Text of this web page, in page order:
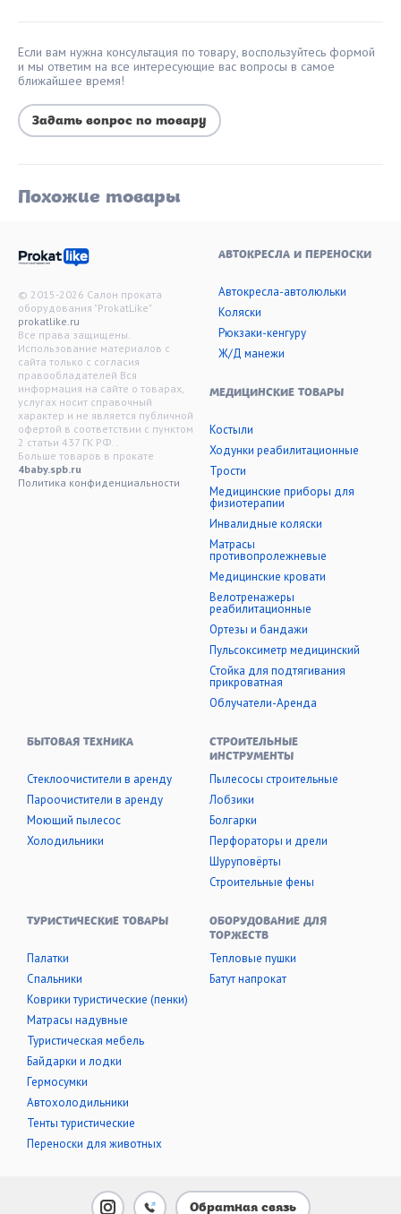
Если вам нужна консультация по товару, воспользуйтесь формой
и мы ответим на все интересующие вас вопросы в самое
ближайшее время!
Задать вопрос по товару
Похожие товары
© 2015-2026 Салон проката
оборудования "ProkatLike"
prokatlike.ru
Все права защищены.
Использование материалов с
сайта только с согласия
правообладателей Вся
информация на сайте о товарах,
услугах носит справочный
характер и не является публичной
офертой в соответствии с пунктом
2 статьи 437 ГК РФ. .
Больше товаров в прокате
4baby.spb.ru
Политика конфиденциальности
АВТОКРЕСЛА И ПЕРЕНОСКИ
Автокресла-автолюльки
Коляски
Рюкзаки-кенгуру
Ж/Д манежи
МЕДИЦИНСКИЕ ТОВАРЫ
Костыли
Ходунки реабилитационные
Трости
Медицинские приборы для
физиотерапии
Инвалидные коляски
Матрасы
противопролежневые
Медицинские кровати
Велотренажеры
реабилитационные
Ортезы и бандажи
Пульсоксиметр медицинский
Стойка для подтягивания
прикроватная
Облучатели-Аренда
БЫТОВАЯ ТЕХНИКА
Стеклоочистители в аренду
Пароочистители в аренду
Моющий пылесос
Холодильники
СТРОИТЕЛЬНЫЕ
ИНСТРУМЕНТЫ
Пылесосы строительные
Лобзики
Болгарки
Перфораторы и дрели
Шуруповёрты
Строительные фены
ТУРИСТИЧЕСКИЕ ТОВАРЫ
Палатки
Cпальники
Коврики туристические (пенки)
Матрасы надувные
Туристическая мебель
Байдарки и лодки
Гермосумки
Автохолодильники
Тенты туристические
Переноски для животных
ОБОРУДОВАНИЕ ДЛЯ
ТОРЖЕСТВ
Тепловые пушки
Батут напрокат
Обратная связь